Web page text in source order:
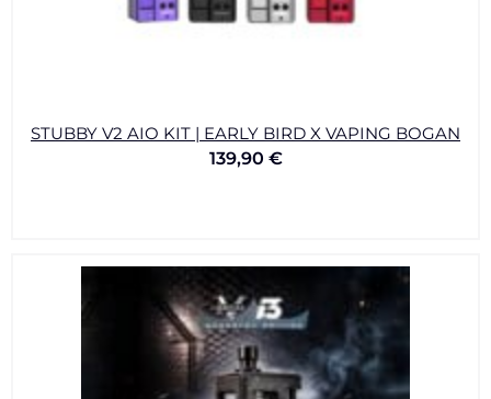
STUBBY V2 AIO KIT | EARLY BIRD X VAPING BOGAN
139,90 €